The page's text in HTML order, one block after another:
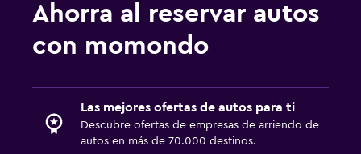
Ahorra al reservar autos
con momondo
Las mejores ofertas de autos para ti
Descubre ofertas de empresas de arriendo de
autos en más de 70.000 destinos.